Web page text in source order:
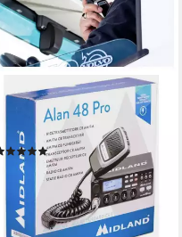
MIDLAND
Funkgerät Midland Alan 48
Pro C422.16 CB-Funkgerät
(1)
147,15 €
13,44 €
mtl. in 12 Raten
lieferbar - in 2-3 Werktagen bei dir